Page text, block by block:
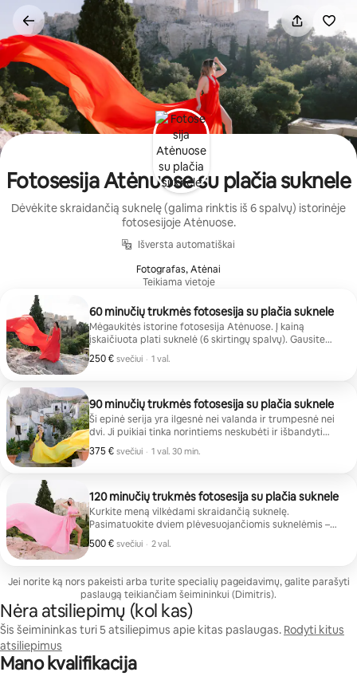
turinio
Fotosesija Atėnuose su plačia suknele
Dėvėkite skraidančią suknelę (galima rinktis iš 6 spalvų) istorinėje
fotosesijoje Atėnuose.
Išversta automatiškai
Fotografas, Atėnai
Teikiama vietoje
60 minučių trukmės fotosesija su plačia suknele
Mėgaukitės istorine fotosesija Atėnuose. Į kainą
įskaičiuota plati suknelė (6 skirtingų spalvų). Gausite
internetinę galeriją su 25 nuotraukomis.
250 € svečiui
250 € svečiui
, · 1 val.
90 minučių trukmės fotosesija su plačia suknele
Ši epinė serija yra ilgesnė nei valanda ir trumpesnė nei
dvi. Ji puikiai tinka norintiems neskubėti ir išbandyti
plačias sukneles (galima rinktis iš 6 skirtingų spalvų).
Gausite internetinę galeriją su visomis nuotraukomis.
375 € svečiui
375 € svečiui
, · 1 val. 30 min.
120 minučių trukmės fotosesija su plačia suknele
Kurkite meną vilkėdami skraidančią suknelę.
Pasimatuokite dviem plėvesuojančiomis suknelėmis –
galima rinktis iš 6 skirtingų spalvų. Gaukite internetinę
galeriją su visomis nuotraukomis.
500 € svečiui
500 € svečiui
, · 2 val.
Jei norite ką nors pakeisti arba turite specialių pageidavimų, galite parašyti
paslaugą teikiančiam šeimininkui (Dimitris).
Nėra atsiliepimų (kol kas)
Šis šeimininkas turi 5 atsiliepimus apie kitas paslaugas. Rodyti kitus
atsiliepimus
Mano kvalifikacija